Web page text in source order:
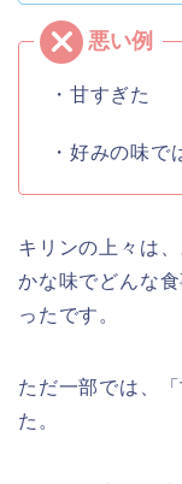
・甘すぎた
・好みの味で
キリンの上々は
かな味でどんな
ったです。
ただ一部では、
た。